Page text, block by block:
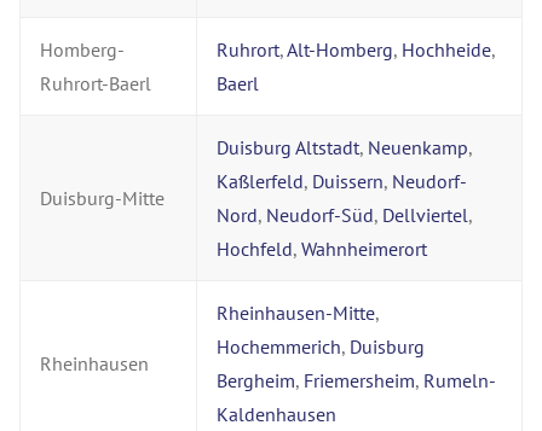
Homberg-
Ruhrort-Baerl
Ruhrort,Alt-Homberg, Hochheide,
Baerl
Duisburg-Mitte
Duisburg Altstadt, Neuenkamp,
Kaßlerfeld, Duissern, Neudorf-
Nord, Neudorf-Süd, Dellviertel,
Hochfeld, Wahnheimerort
Rheinhausen
Rheinhausen-Mitte,
Hochemmerich, Duisburg
Bergheim, Friemersheim, Rumeln-
Kaldenhausen